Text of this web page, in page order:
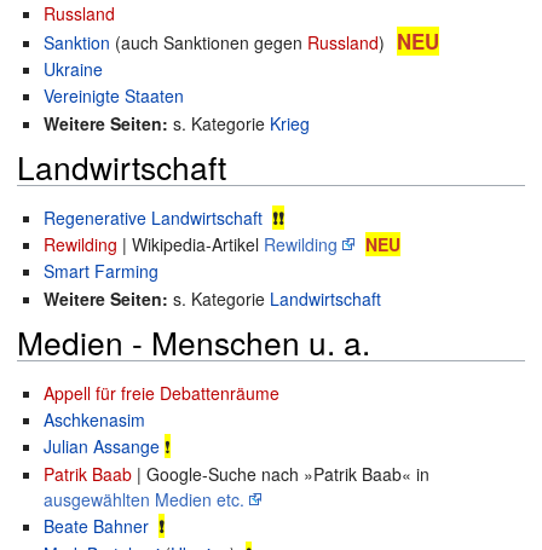
Russland
Sanktion (auch Sanktionen gegen Russland) NEU
Ukraine
Vereinigte Staaten
Weitere Seiten: s. Kategorie Krieg
Landwirtschaft
Regenerative Landwirtschaft ❗❗
Rewilding | Wikipedia-Artikel Rewilding
NEU
Smart Farming
Weitere Seiten: s. Kategorie Landwirtschaft
Medien - Menschen u. a.
Appell für freie Debattenräume
Aschkenasim
Julian Assange ❗
Patrik Baab | Google-Suche nach »Patrik Baab« in
ausgewählten Medien etc.
Beate Bahner ❗